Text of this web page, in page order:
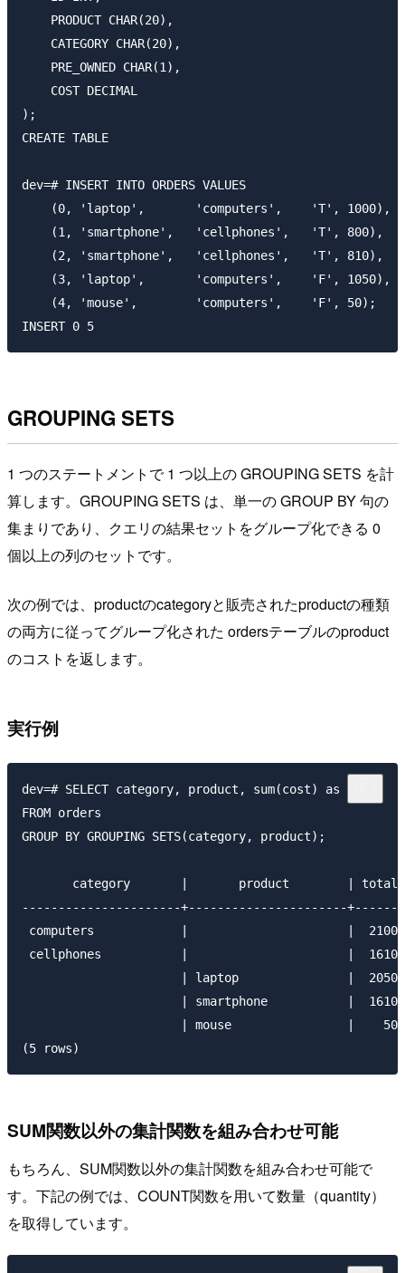
    PRODUCT CHAR(20),
    CATEGORY CHAR(20),
    PRE_OWNED CHAR(1),
    COST DECIMAL
);
CREATE TABLE
dev=# INSERT INTO ORDERS VALUES
    (0, 'laptop',       'computers',    'T', 1000),
    (1, 'smartphone',   'cellphones',   'T', 800),
    (2, 'smartphone',   'cellphones',   'T', 810),
    (3, 'laptop',       'computers',    'F', 1050),
    (4, 'mouse',        'computers',    'F', 50);
GROUPING SETS
1 つのステートメントで 1 つ以上の GROUPING SETS を計
算します。GROUPING SETS は、単一の GROUP BY 句の
集まりであり、クエリの結果セットをグループ化できる 0
個以上の列のセットです。
次の例では、productのcategoryと販売されたproductの種類
の両方に従ってグループ化された ordersテーブルのproduct
のコストを返します。
実行例
dev=# SELECT category, product, sum(cost) as total
FROM orders
GROUP BY GROUPING SETS(category, product);
       category       |       product        | total
----------------------+----------------------+-------
computers            |                      |  2100
cellphones           |                      |  1610
                      | laptop               |  2050
                      | smartphone           |  1610
                      | mouse                |    50
SUM関数以外の集計関数を組み合わせ可能
もちろん、SUM関数以外の集計関数を組み合わせ可能で
す。下記の例では、COUNT関数を用いて数量（quantity）
を取得しています。